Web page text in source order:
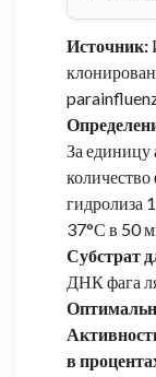
Источник:
За единицу
гидролиза
37°С в 50
Субстрат
ДНК фага
в